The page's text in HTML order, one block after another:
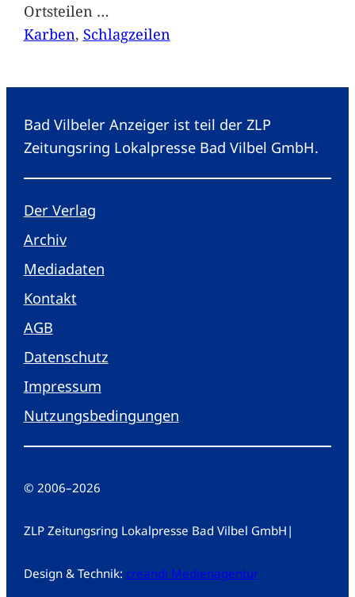
Ortsteilen …
Karben, Schlagzeilen
Bad Vilbeler Anzeiger ist teil der ZLP
Zeitungsring Lokalpresse Bad Vilbel GmbH.
Der Verlag
Archiv
Mediadaten
Kontakt
AGB
Datenschutz
Impressum
Nutzungsbedingungen
© 2006–2026
ZLP Zeitungsring Lokalpresse Bad Vilbel GmbH |
Design & Technik: creandi Medienagentur